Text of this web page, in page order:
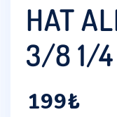
HAT
3/8 1/
199₺